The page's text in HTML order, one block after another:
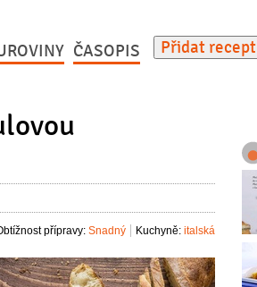
ČASOPIS Přidat recept
Kuchyně: italská
přípravy: Snadný